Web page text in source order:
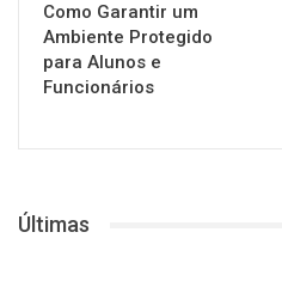
Como Garantir um
Ambiente Protegido
para Alunos e
Funcionários
Últimas